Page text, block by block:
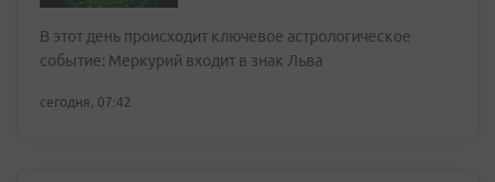
В этот день происходит ключевое астрологическое
событие: Меркурий входит в знак Льва
сегодня, 07:42